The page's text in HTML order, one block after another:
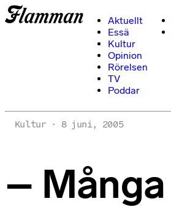
Aktuellt
Essä
Kultur
Opinion
Rörelsen
TV
Poddar
Kultur 8 juni, 2005
–